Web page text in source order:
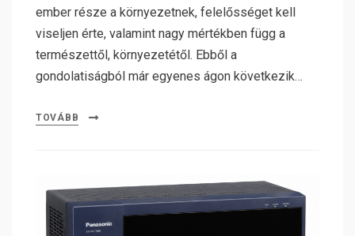
ember része a környezetnek, felelősséget kell
viseljen érte, valamint nagy mértékben függ a
természettől, környezetétől. Ebből a
gondolatiságból már egyenes ágon következik…
TOVÁBB